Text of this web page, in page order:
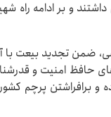
داشتند و بر ادامه
ضمن تجدید بیعت با
حافظ امنیت و
و برافراشتن پرچم‌